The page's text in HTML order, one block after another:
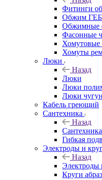
Фитинги
Обжим
Обжимные
Фасонные
Хомутовые
Хомуты
Люки
Назад
Люки
Люки
Люки
Кабель греющий
Сантехника
Назад
Сантехника
Гибкая
Электроды и
Назад
Электроды
Круги